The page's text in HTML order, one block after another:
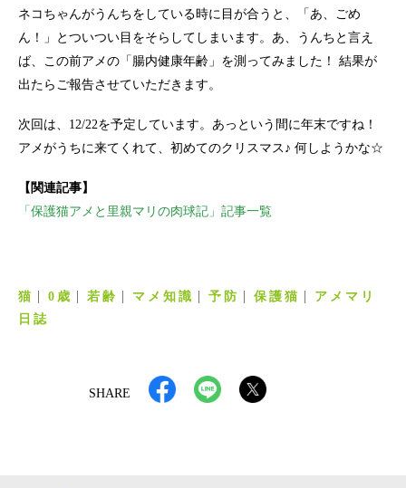
ネコちゃんがうんちをしている時に目が合うと、「あ、ごめ
ん！」とついつい目をそらしてしまいます。あ、うんちと言え
ば、この前アメの「腸内健康年齢」を測ってみました！ 結果が
出たらご報告させていただきます。
次回は、12/22を予定しています。あっという間に年末ですね！
アメがうちに来てくれて、初めてのクリスマス♪ 何しようかな☆
【関連記事】
「保護猫アメと里親マリの肉球記」記事一覧
猫 0歳 若齢 マメ知識 予防 保護猫
アメマリ
日誌
SHARE